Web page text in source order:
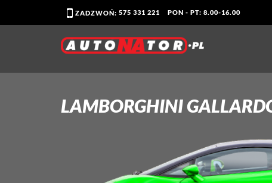
ZADZWOŃ: 575 331 221 PON - PT: 8.00-16.00
LAMBORGHINI